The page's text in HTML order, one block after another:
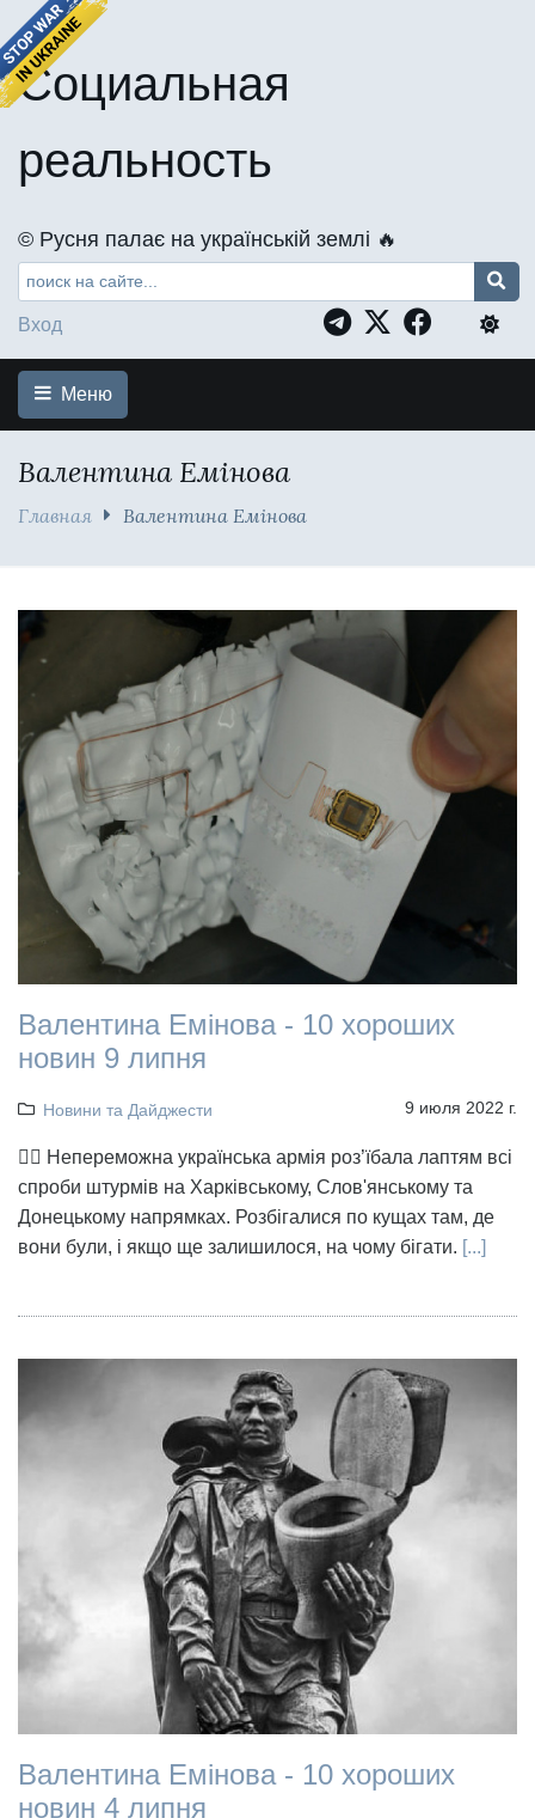
Социальная
реальность
©️ Русня палає на українській землі 🔥
Вход
Меню
Валентина Емінова
Главная Валентина Емінова
Валентина Емінова - 10 хороших
новин 9 липня
Новини та Дайджести 9 июля 2022 г.
👉🏻 Непереможна українська армія роз’їбала лаптям всі
спроби штурмів на Харківському, Слов'янському та
Донецькому напрямках. Розбігалися по кущах там, де
вони були, і якщо ще залишилося, на чому бігати. [...]
Валентина Емінова - 10 хороших
новин 4 липня